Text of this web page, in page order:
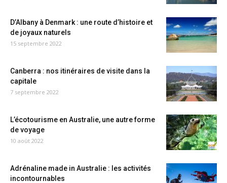
D’Albany à Denmark : une route d’histoire et
de joyaux naturels
15 septembre 2022
Canberra : nos itinéraires de visite dans la
capitale
7 septembre 2022
L’écotourisme en Australie, une autre forme
de voyage
10 août 2022
Adrénaline made in Australie : les activités
incontournables